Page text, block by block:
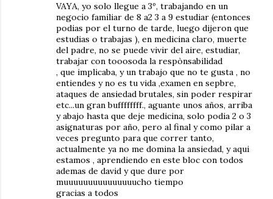
VAYA, yo solo llegue a 3º, trabajando en un
negocio familiar de 8 a2 3 a 9 estudiar (entonces
podias por el turno de tarde, luego dijeron que
estudias o trabajas ), en medicina claro, muerte
del padre, no se puede vivir del aire, estudiar,
trabajar con tooosoda la respònsabilidad
, que implicaba, y un trabajo que no te gusta , no
entiendes y no es tu vida ,examen en sepbre,
ataques de ansiedad brutales, sin poder respirar
etc...un gran buffffffff., aguante unos años, arriba
y abajo hasta que deje medicina, solo podia 2 o 3
asignaturas por año, pero al final y como pilar a
veces pregunto para que correr tanto,
actualmente ya no me domina la ansiedad, y aqui
estamos , aprendiendo en este bloc con todos
ademas de david y que dure por
muuuuuuuuuuuuuuucho tiempo
gracias a todos